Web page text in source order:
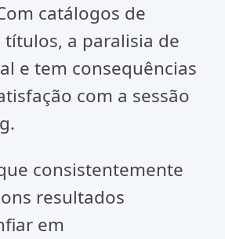
catálogos de
títulos, a paralisia de
e tem consequências
com a sessão
consistentemente
resultados
em